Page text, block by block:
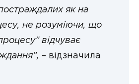
як на
не розуміючи, що
відчуває
– відзначила